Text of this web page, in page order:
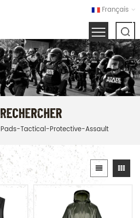
Français
RECHERCHER
Pads-Tactical-Protective-Assault